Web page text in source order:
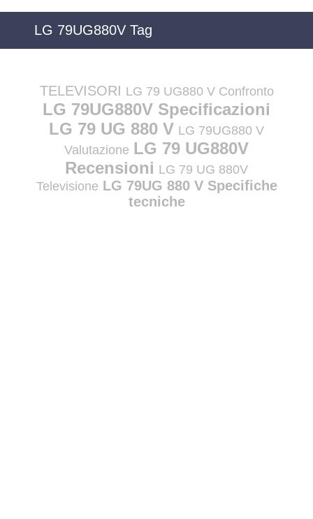
LG 79UG880V Tag
TELEVISORI LG 79 UG880 V Confronto
LG 79UG880V Specificazioni
LG 79 UG 880 V LG 79UG880 V
Valutazione LG 79 UG880V
Recensioni LG 79 UG 880V
Televisione LG 79UG 880 V Specifiche
tecniche